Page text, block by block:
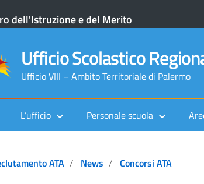
dell'Istruzione e del Merito
Ufficio Scolastico
Ufficio VIII – Ambito Territoriale di Palermo
L’ufficio Personale scuola
ATA News Concorsi ATA